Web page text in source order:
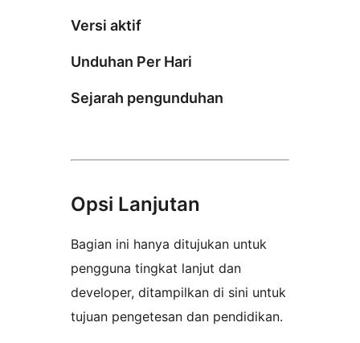
Versi aktif
Unduhan Per Hari
Sejarah pengunduhan
Opsi Lanjutan
Bagian ini hanya ditujukan untuk
pengguna tingkat lanjut dan
developer, ditampilkan di sini untuk
tujuan pengetesan dan pendidikan.